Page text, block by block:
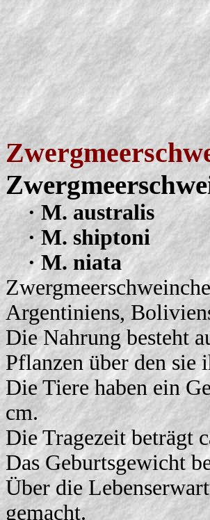
· M. australis
· M. shiptoni
· M. niata
Argentiniens,
Die Nahrung besteht
Pflanzen über den sie
Die Tiere haben ein
cm.
Die Tragezeit beträgt
Das Geburtsgewicht
Über die
gemacht.